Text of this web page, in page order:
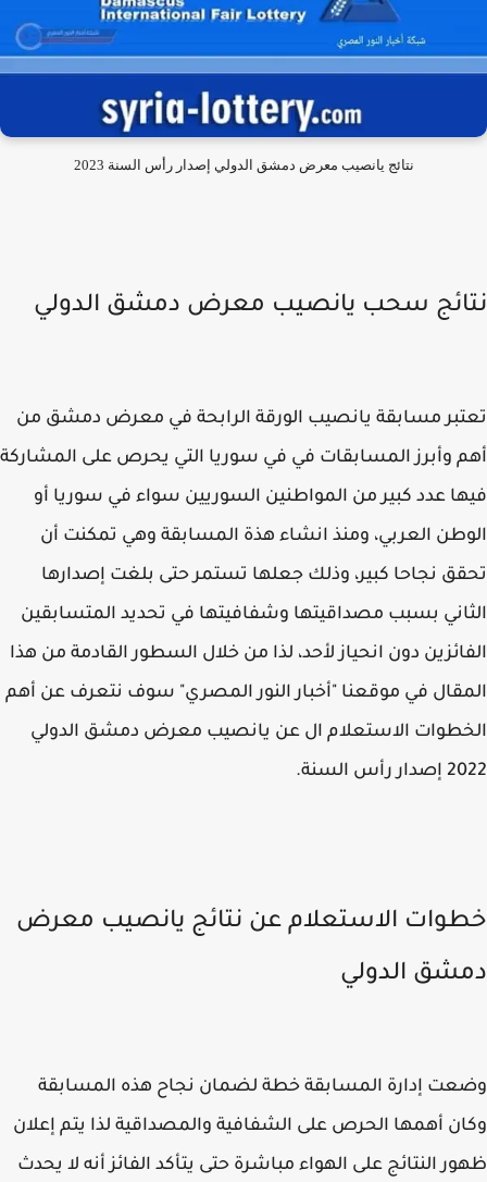
نتائج يانصيب معرض دمشق الدولي إصدار رأس السنة 2023
سحب يانصيب معرض دمشق الدولي
مسابقة يانصيب الورقة الرابحة في معرض دمشق من
وأبرز المسابقات في في سوريا التي يحرص على المشاركة
عدد كبير من المواطنين السوريين سواء في سوريا أو
العربي، ومنذ انشاء هذة المسابقة وهي تمكنت أن
نجاحا كبير، وذلك جعلها تستمر حتى بلغت إصدارها
بسبب مصداقيتها وشفافيتها في تحديد المتسابقين
دون انحياز لأحد، لذا من خلال السطور القادمة من هذا
في موقعنا "أخبار النور المصري" سوف نتعرف عن أهم
الاستعلام ال عن يانصيب معرض دمشق الدولي
السنة.
الاستعلام عن نتائج يانصيب معرض
الدولي
إدارة المسابقة خطة لضمان نجاح هذه المسابقة
أهمها الحرص على الشفافية والمصداقية لذا يتم إعلان
النتائج على الهواء مباشرة حتى يتأكد الفائز أنه لا يحدث